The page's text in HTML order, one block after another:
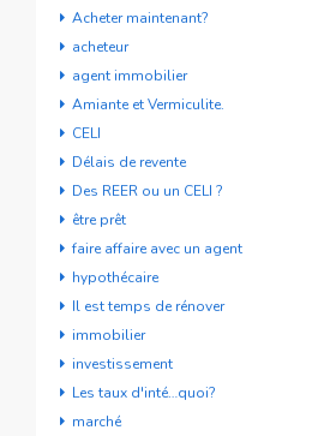
Acheter maintenant?
acheteur
agent immobilier
Amiante et Vermiculite.
CELI
Délais de revente
Des REER ou un CELI ?
être prêt
faire affaire avec un agent
hypothécaire
Il est temps de rénover
immobilier
investissement
Les taux d'inté…quoi?
marché